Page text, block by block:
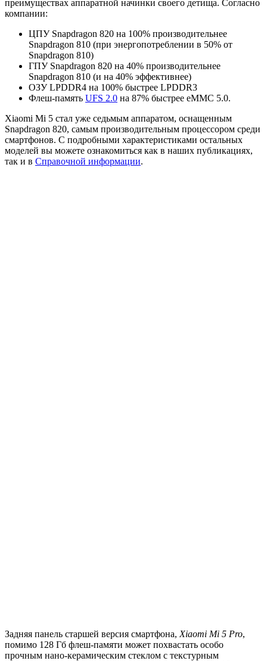
преимуществах аппаратной начинки своего детища. Согласно
компании:
ЦПУ Snapdragon 820 на 100% производительнее
Snapdragon 810 (при энергопотреблении в 50% от
Snapdragon 810)
ГПУ Snapdragon 820 на 40% производительнее
Snapdragon 810 (и на 40% эффективнее)
ОЗУ LPDDR4 на 100% быстрее LPDDR3
Флеш-память UFS 2.0 на 87% быстрее eMMC 5.0.
Xiaomi Mi 5 стал уже седьмым аппаратом, оснащенным
Snapdragon 820, самым производительным процессором среди
смартфонов. С подробными характеристиками остальных
моделей вы можете ознакомиться как в наших публикациях,
так и в Справочной информации.
Задняя панель старшей версия смартфона, Xiaomi Mi 5 Pro,
помимо 128 Гб флеш-памяти может похвастать особо
прочным нано-керамическим стеклом с текстурным